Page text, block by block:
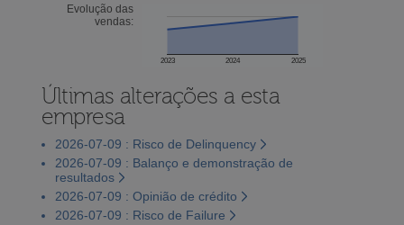
Evolução das
vendas:
2023 2024 2025
Últimas alterações a esta
empresa
2026-07-09 : Risco de Delinquency
2026-07-09 : Balanço e demonstração de
resultados
2026-07-09 : Opinião de crédito
2026-07-09 : Risco de Failure